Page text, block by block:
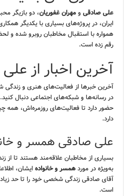
علی صادقیومهران غفوریان، دو بازیگر
ایران، در پروژه‌های بسیاری با یکدیگر
همواره با استقبال مخاطبان روبرو شده و
رقم زده است.
آخرین اخبار از
آخرین خبرها از فعالیت‌های هنری و
در رسانه‌ها و شبکه‌های اجتماعی دنبال
حضور دارد تا فعالیت‌های روزمره‌اش، همه
دارد.
علی صادقی همسر و
بسیاری از مخاطبان علاقه‌مند هستند تا
به‌ویژه در موردهمسر و خانوادهایشان،
آقای صادقی زندگی شخصی خود را تا حد
است.